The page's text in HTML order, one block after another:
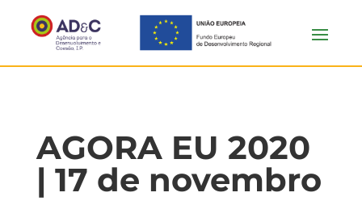
AGORA EU 2020
| 17 de novembro